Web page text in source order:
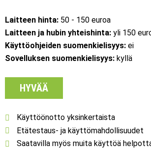
Laitteen hinta: 50 - 150 euroa
Laitteen ja hubin yhteishinta: yli 150
Käyttöohjeiden suomenkielisyys: ei
Sovelluksen suomenkielisyys: kyllä
HYVÄÄ
Käyttöönotto yksinkertaista
Etätestaus- ja käyttömahdollisuudet
Saatavilla myös muita käyttöä